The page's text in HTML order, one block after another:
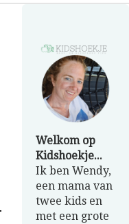
Welkom op
Kidshoekje...
Ik ben Wendy,
een mama van
twee kids en
met een grote